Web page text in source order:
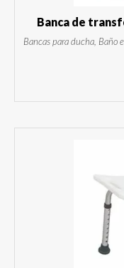
Banca de
Bancas para ducha, Baño